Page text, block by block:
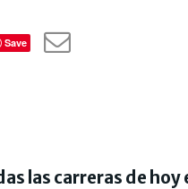
Save
las carreras de